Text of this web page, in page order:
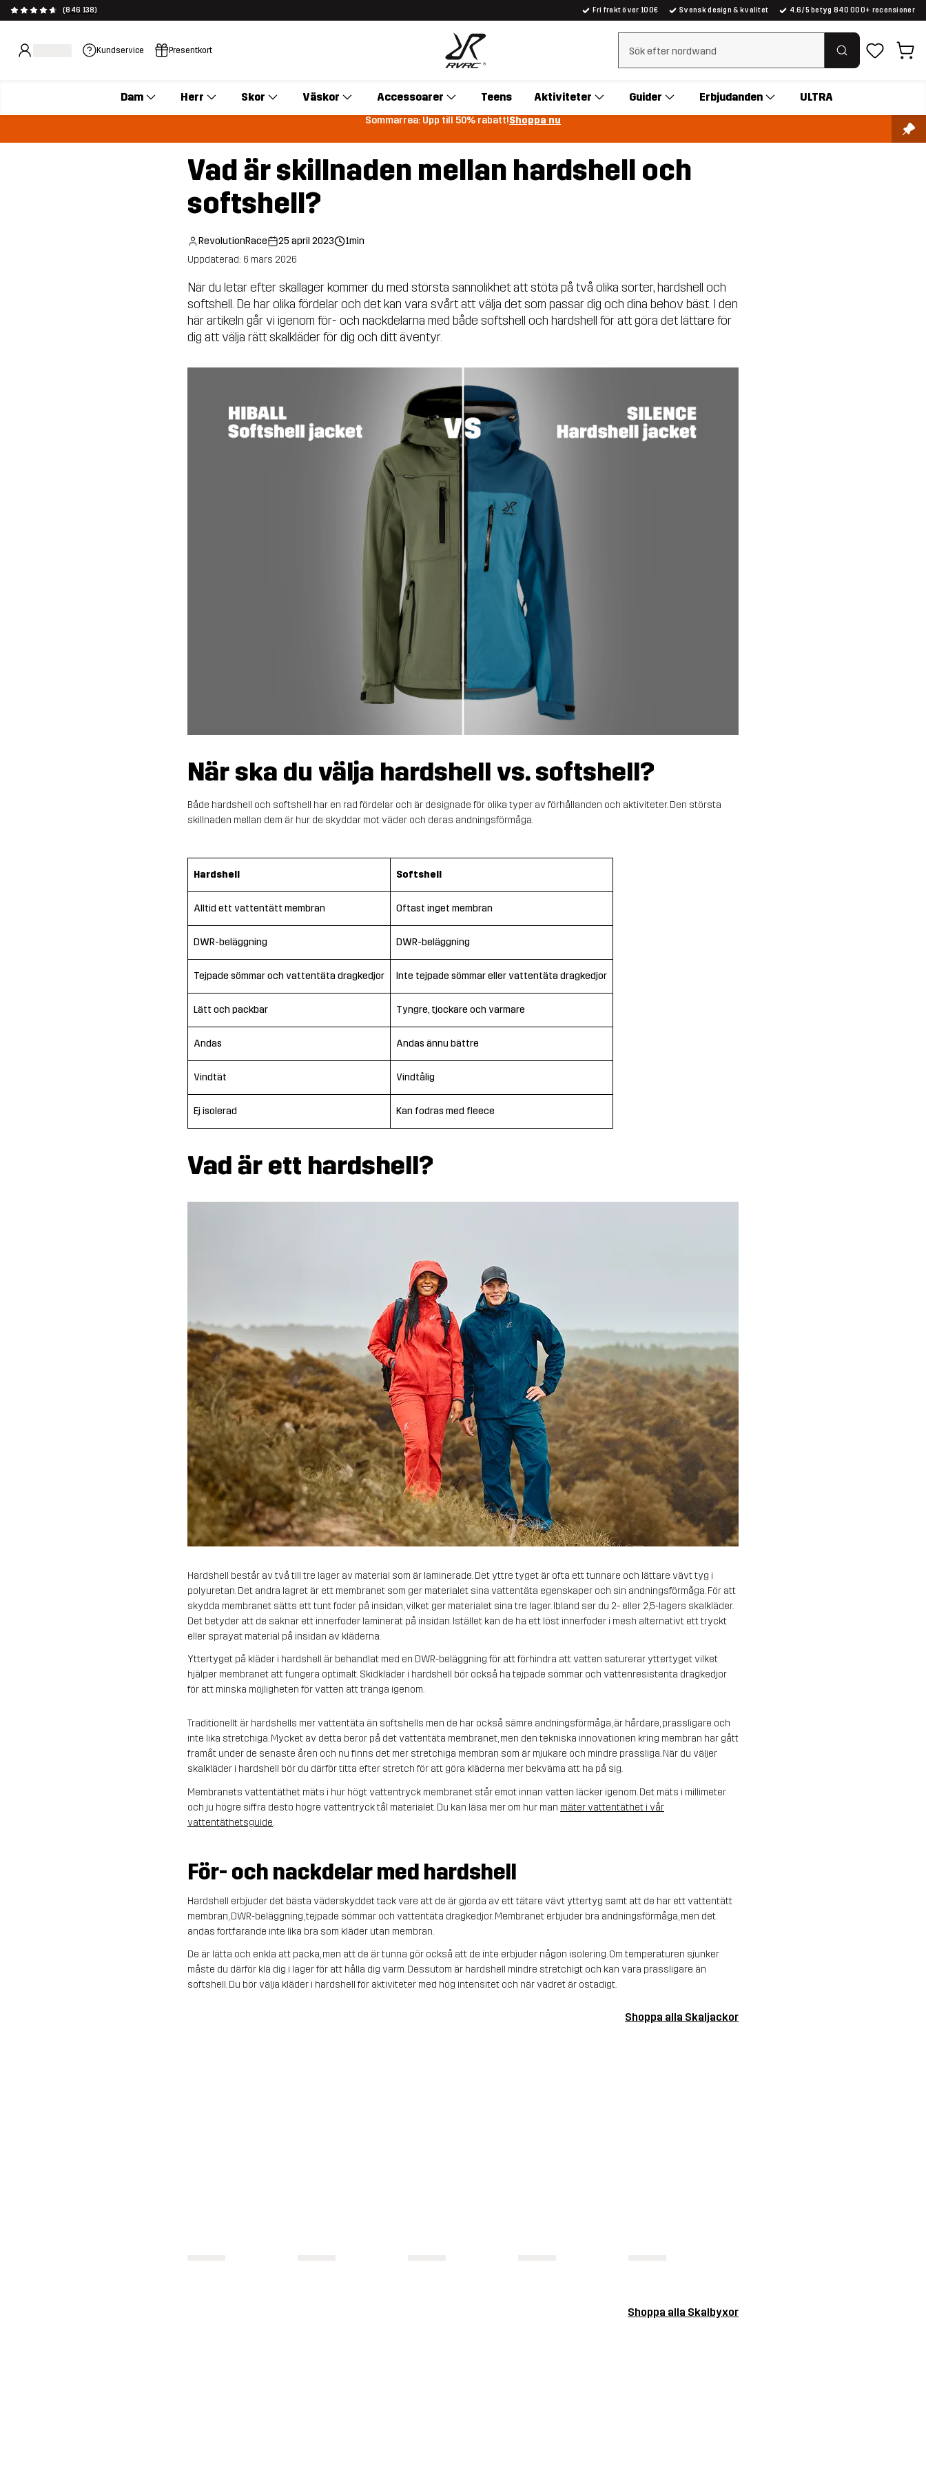
(846 138) Fri frakt över 100€ Svensk design & kvalitet 4.6/5 betyg 840 000+ recensioner
Kundservice Presentkort Rensa sök
Dam Herr Skor Väskor Accessoarer Teens Aktiviteter Guider Erbjudanden ULTRA
Sommarrea: Upp till 50% rabatt!Shoppa nu
Vad är skillnaden mellan hardshell och
softshell?
RevolutionRace 25 april 2023
1min
Uppdaterad: 6 mars 2026
När du letar efter skallager kommer du med största sannolikhet att stöta på två olika sorter, hardshell och
softshell. De har olika fördelar och det kan vara svårt att välja det som passar dig och dina behov bäst. I den
här artikeln går vi igenom för- och nackdelarna med både softshell och hardshell för att göra det lättare för
dig att välja rätt skalkläder för dig och ditt äventyr.
När ska du välja hardshell vs. softshell?
Både hardshell och softshell har en rad fördelar och är designade för olika typer av förhållanden och aktiviteter. Den största
skillnaden mellan dem är hur de skyddar mot väder och deras andningsförmåga.
Hardshell Softshell
Alltid ett vattentätt membran Oftast inget membran
DWR-beläggning DWR-beläggning
Tejpade sömmar och vattentäta dragkedjor Inte tejpade sömmar eller vattentäta dragkedjor
Lätt och packbar Tyngre, tjockare och varmare
Andas Andas ännu bättre
Vindtät Vindtålig
Ej isolerad Kan fodras med fleece
Vad är ett hardshell?
Hardshell består av två till tre lager av material som är laminerade. Det yttre tyget är ofta ett tunnare och lättare vävt tyg i
polyuretan. Det andra lagret är ett membranet som ger materialet sina vattentäta egenskaper och sin andningsförmåga. För att
skydda membranet sätts ett tunt foder på insidan, vilket ger materialet sina tre lager. Ibland ser du 2- eller 2,5-lagers skalkläder.
Det betyder att de saknar ett innerfoder laminerat på insidan. Istället kan de ha ett löst innerfoder i mesh alternativt ett tryckt
eller sprayat material på insidan av kläderna.
Yttertyget på kläder i hardshell är behandlat med en DWR-beläggning för att förhindra att vatten saturerar yttertyget vilket
hjälper membranet att fungera optimalt. Skidkläder i hardshell bör också ha tejpade sömmar och vattenresistenta dragkedjor
för att minska möjligheten för vatten att tränga igenom.
Traditionellt är hardshells mer vattentäta än softshells men de har också sämre andningsförmåga, är hårdare, prassligare och
inte lika stretchiga. Mycket av detta beror på det vattentäta membranet, men den tekniska innovationen kring membran har gått
framåt under de senaste åren och nu finns det mer stretchiga membran som är mjukare och mindre prassliga. När du väljer
skalkläder i hardshell bör du därför titta efter stretch för att göra kläderna mer bekväma att ha på sig.
Membranets vattentäthet mäts i hur högt vattentryck membranet står emot innan vatten läcker igenom. Det mäts i millimeter
och ju högre siffra desto högre vattentryck tål materialet. Du kan läsa mer om hur man mäter vattentäthet i vår
vattentäthetsguide.
För- och nackdelar med hardshell
Hardshell erbjuder det bästa väderskyddet tack vare att de är gjorda av ett tätare vävt yttertyg samt att de har ett vattentätt
membran, DWR-beläggning, tejpade sömmar och vattentäta dragkedjor. Membranet erbjuder bra andningsförmåga, men det
andas fortfarande inte lika bra som kläder utan membran.
De är lätta och enkla att packa, men att de är tunna gör också att de inte erbjuder någon isolering. Om temperaturen sjunker
måste du därför klä dig i lager för att hålla dig varm. Dessutom är hardshell mindre stretchigt och kan vara prassligare än
softshell. Du bör välja kläder i hardshell för aktiviteter med hög intensitet och när vädret är ostadigt.
Shoppa alla Skaljackor
Shoppa alla Skalbyxor